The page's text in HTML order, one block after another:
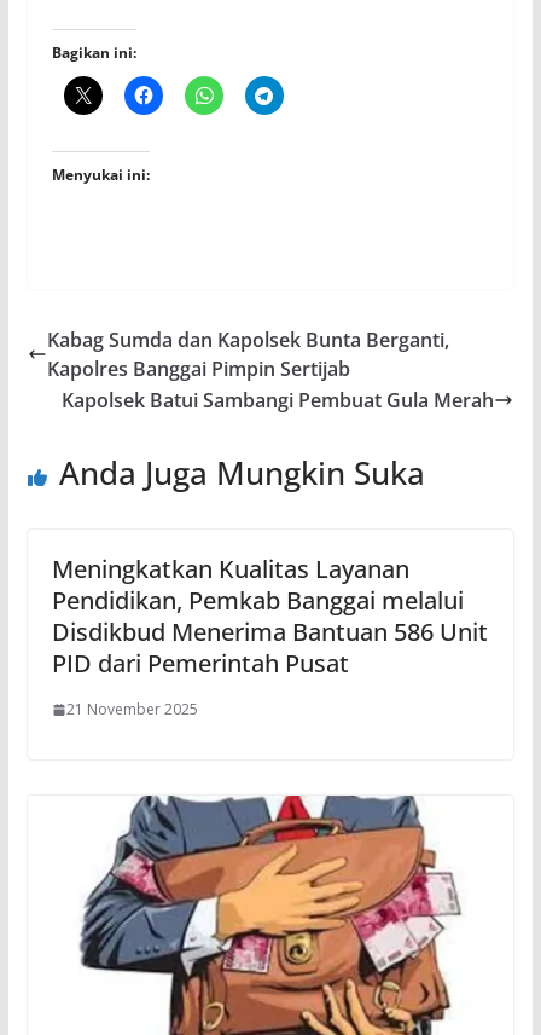
Bagikan ini:
Menyukai ini:
Kabag Sumda dan Kapolsek Bunta Berganti,
Kapolres Banggai Pimpin Sertijab
Kapolsek Batui Sambangi Pembuat Gula Merah
Anda Juga Mungkin Suka
Meningkatkan Kualitas Layanan
Pendidikan, Pemkab Banggai melalui
Disdikbud Menerima Bantuan 586 Unit
PID dari Pemerintah Pusat
21 November 2025